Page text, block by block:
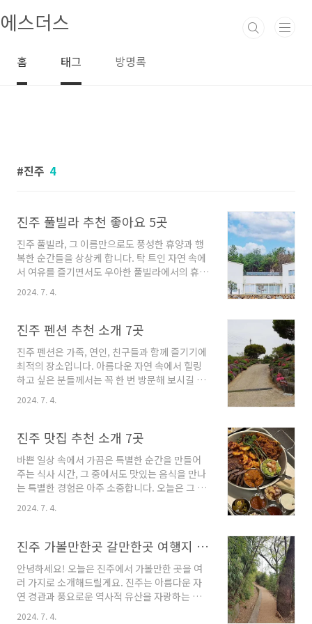
에스더스
홈 태그 방명록
진주 4
진주 풀빌라 추천 좋아요 5곳
진주 풀빌라, 그 이름만으로도 풍성한 휴양과 행
복한 순간들을 상상케 합니다. 탁 트인 자연 속에
서 여유를 즐기면서도 우아한 풀빌라에서의 휴식
은 말로 다 표현하기 어려울 정도로 특별하고 트
렌디합니다. 이번에는 여러 업체들 중에서 몇 곳
주 풀빌라 5곳 안내 1. 스테이페어 안내주소 : 경
션 진주 풀빌라에 대한 소개입니다.스테이페어
는 경남 산청군 단성면에 위치한 풀빌라입니다.
이곳은 자연 속에서 아이들과 함께하는 소중한
시간을 만들기 위해 과수원과 산속에서 휴식을
께 휴식을 취하며 소중한 추억을 만들어보세요.
최대 8명까..
2024. 7. 4.
진주 펜션 추천 소개 7곳
진주 펜션은 가족, 연인, 친구들과 함께 즐기기에
최적의 장소입니다. 아름다운 자연 속에서 힐링
하고 싶은 분들께서는 꼭 한 번 방문해 보시길 추
천드립니다. 이번 글에서는 다양한 스타일과 테
마를 갖춘 진주 펜션을 소개해드리겠습니다. 각
께서 찾고 계신 펜션을 찾으시는 데 도움이 될 것
을 살펴보도록 하겠습니다.진주 펜션 7곳 안
내 1. 피노키오펜션 안내주소 : 경남 진주시 대평
면 금성로 422-82펜션 진주 피노키오펜션은 경
남 진주시 대평면 금성로 422-82에 위치해 있습
키오펜션은 기본적으로 숙박 시 10명까지 수용
가능하..
2024. 7. 4.
진주 맛집 추천 소개 7곳
바쁜 일상 속에서 가끔은 특별한 순간을 만들어
주는 식사 시간, 그 중에서도 맛있는 음식을 만나
는 특별한 경험은 아주 소중합니다. 오늘은 그 중
에서도 진주라는 작은 도시에서 찾을 수 있는 맛
집들을 여러 곳 알려드리려고 합니다. 진주 맛집
을 사로잡고 있습니다. 여러분들도 함께 나와 진
주의 맛있는 여행을 떠나볼까요? 그럼 바로 시작
해보겠습니다.진주 맛집 7곳 안내 1. 홈리스타
코 안내주소 : 경남 진주시 진주대로516번길 6-3
2층멕시코,남미음식 진주 맛집 홈리스타코는 경
남 진주시 진주대로516번길 6-3 2층에 위치한
2024. 7. 4.
진주 가볼만한곳 갈만한곳 여행지 안내
안녕하세요! 오늘은 진주에서 가볼만한 곳을 여
러 가지로 소개해드릴게요. 진주는 아름다운 자
연 경관과 풍요로운 역사적 유산을 자랑하는 도
2024. 7. 4.